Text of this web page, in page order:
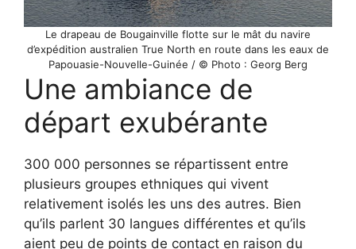
Le drapeau de Bougainville flotte sur le mât du navire
d’expédition australien True North en route dans les eaux de
Papouasie-Nouvelle-Guinée / © Photo : Georg Berg
Une ambiance de
départ exubérante
300 000 personnes se répartissent entre
plusieurs groupes ethniques qui vivent
relativement isolés les uns des autres. Bien
qu’ils parlent 30 langues différentes et qu’ils
aient peu de points de contact en raison du